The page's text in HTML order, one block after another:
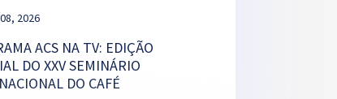
2026
ACS NA TV: EDIÇÃO
DO XXV SEMINÁRIO
DO CAFÉ